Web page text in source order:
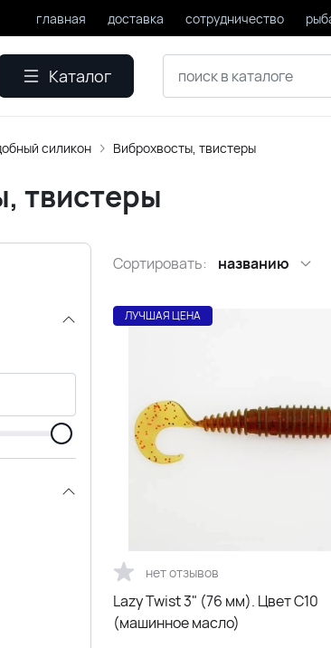
главная доставка сотрудничество
Каталог
силикон Виброхвосты, твистеры
твистеры
Сортировать: названию
ЛУЧШАЯ ЦЕНА
нет отзывов
Lazy Twist 3" (76 мм). Цвет С10
(машинное масло)